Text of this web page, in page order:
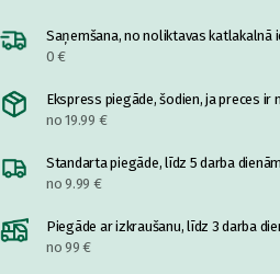
Saņemšana, no noliktavas katlakalnā
0 €
Ekspress piegāde, šodien, ja preces
no 19.99 €
Standarta piegāde, līdz 5 darba
no 9.99 €
Piegāde ar izkraušanu, līdz 3 darba
no 99 €